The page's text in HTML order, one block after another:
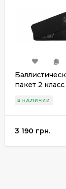
пакет 2 класс
В НАЛИЧИИ
3 190 грн.